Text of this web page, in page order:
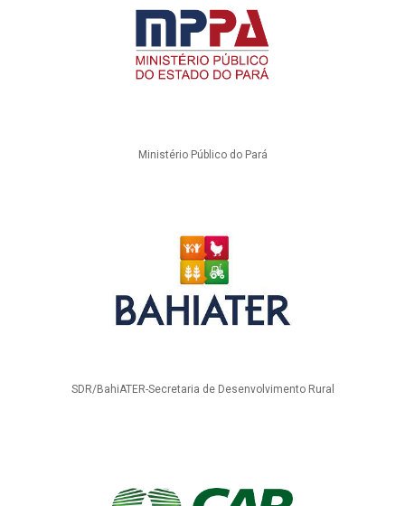
Ministério Público do Pará
SDR/BahiATER-Secretaria de Desenvolvimento Rural